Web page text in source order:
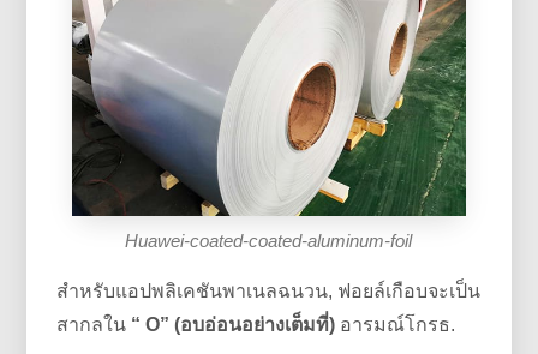
Huawei-coated-coated-aluminum-foil
สำหรับแอปพลิเคชันพาเนลฉนวน, ฟอยล์เกือบจะเป็น
สากลใน “ O” (อบอ่อนอย่างเต็มที่) อารมณ์โกรธ.